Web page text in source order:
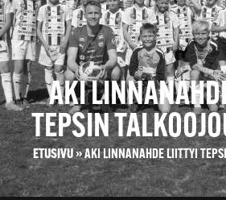
AKI
TEPSIN
ETUSIVU»AKI LINNANAHDE LIITTYI